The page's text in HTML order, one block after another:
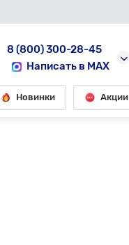
8 (800) 300-28-45
Написать в MAX
Новинки Акции